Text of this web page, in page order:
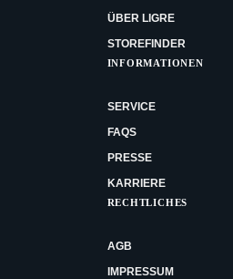
ÜBER LIGRE
STOREFINDER
INFORMATIONEN
SERVICE
FAQS
PRESSE
KARRIERE
RECHTLICHES
AGB
IMPRESSUM